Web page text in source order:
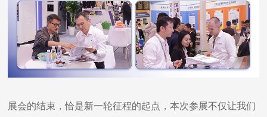
展会的结束，恰是新一轮征程的起点，本次参展不仅让我们